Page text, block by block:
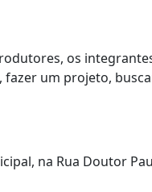
os
um projeto,
na Rua Doutor